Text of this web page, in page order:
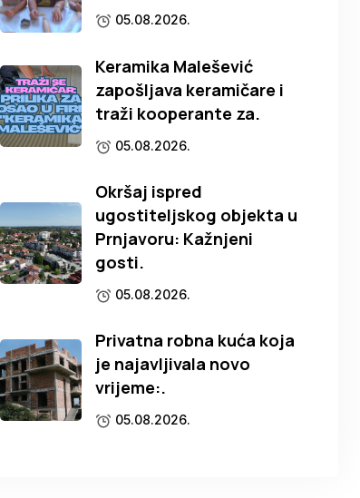
05.08.2026.
Keramika Malešević
zapošljava keramičare i
traži kooperante za.
05.08.2026.
Okršaj ispred
ugostiteljskog objekta u
Prnjavoru: Kažnjeni
gosti.
05.08.2026.
Privatna robna kuća koja
je najavljivala novo
vrijeme:.
05.08.2026.